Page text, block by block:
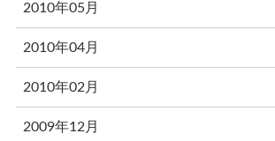
2010年05月
2010年04月
2010年02月
2009年12月